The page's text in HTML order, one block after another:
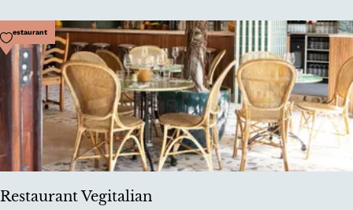
g
e
s
Restaurant Vegitalian
Restaurant
Voeg toe als favoriet